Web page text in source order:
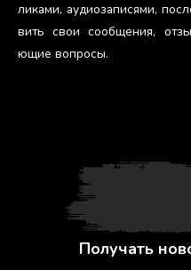
лика­ми, а­уди­оза­пися­ми,
вить свои со­об­ще­ния,
ющие воп­ро­сы.
Получать